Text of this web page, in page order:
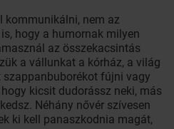
kommunikálni, nem az
hogy a humornak milyen
az összekacsintás
a vállunkat a kórház, a világ
szappanbuborékot fújni vagy
kicsit dudorássz neki, más
Néhány nővér szívesen
ki kell panaszkodnia magát,